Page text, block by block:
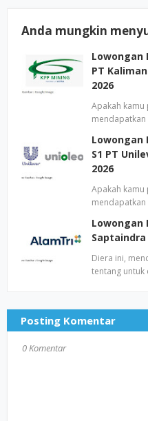
Anda mungkin
Lowongan
PT
2026
Apakah kamu
Lowongan
S1 PT
2026
Apakah kamu
Lowongan
Diera ini,
tentang
Posting Komentar
0 Komentar